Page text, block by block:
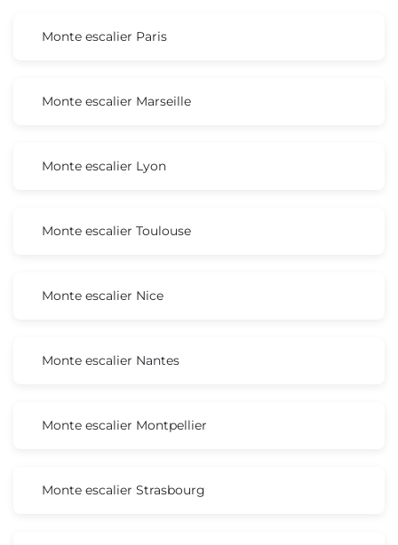
Monte escalier Paris
Monte escalier Marseille
Monte escalier Lyon
Monte escalier Toulouse
Monte escalier Nice
Monte escalier Nantes
Monte escalier Montpellier
Monte escalier Strasbourg